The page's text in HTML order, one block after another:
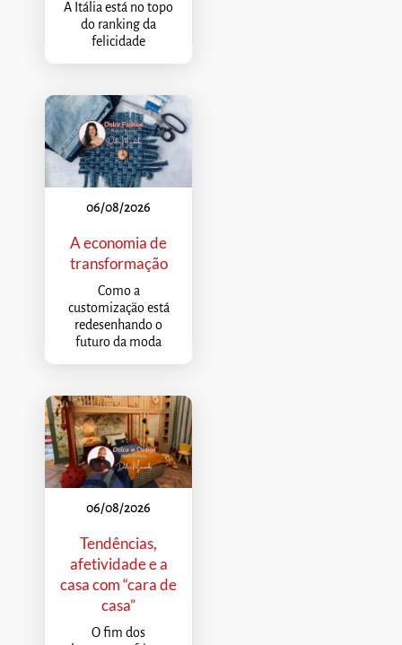
A Itália está no topo
do ranking da
felicidade
06/08/2026
A economia de
transformação
Como a
customização está
redesenhando o
futuro da moda
06/08/2026
Tendências,
afetividade e a
casa com “cara de
casa”
O fim dos